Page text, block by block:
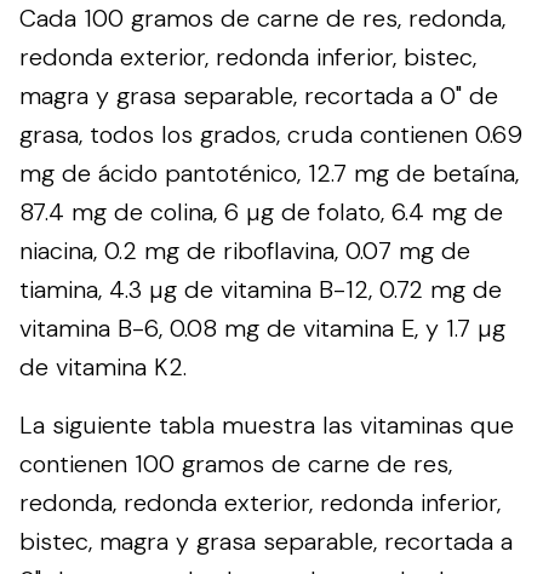
Cada 100 gramos de carne de res, redonda,
redonda exterior, redonda inferior, bistec,
magra y grasa separable, recortada a 0" de
grasa, todos los grados, cruda contienen 0.69
mg de ácido pantoténico, 12.7 mg de betaína,
87.4 mg de colina, 6 µg de folato, 6.4 mg de
niacina, 0.2 mg de riboflavina, 0.07 mg de
tiamina, 4.3 µg de vitamina B-12, 0.72 mg de
vitamina B-6, 0.08 mg de vitamina E, y 1.7 µg
de vitamina K2.
La siguiente tabla muestra las vitaminas que
contienen 100 gramos de carne de res,
redonda, redonda exterior, redonda inferior,
bistec, magra y grasa separable, recortada a